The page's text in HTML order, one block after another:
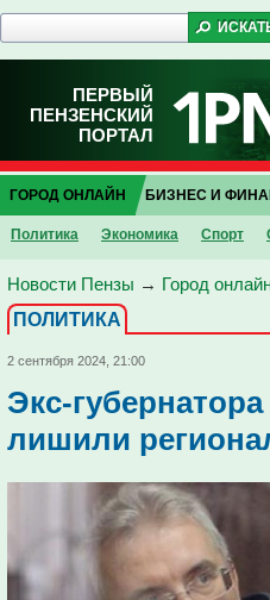
ПЕРВЫЙ
ПЕНЗЕНСКИЙ
ПОРТАЛ
ГОРОД ОНЛАЙН
Политика Экономика Спорт
БИЗНЕС И
Новости Пензы → Город
ПОЛИТИКА
2 сентября 2024, 21:00
Экс-
лишили